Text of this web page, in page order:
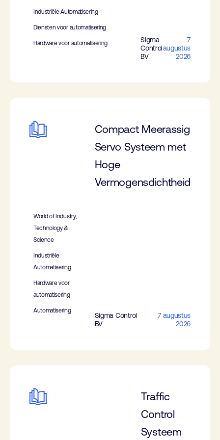
Industriële Automatisering
Diensten voor automatisering
Hardware voor automatisering
Sigma
Control
BV
7
augustus
2026
Compact Meerassig
Servo Systeem met
Hoge
Vermogensdichtheid
World of Industry,
Technology &
Science
Industriële
Automatisering
Hardware voor
automatisering
Automatisering
Sigma Control
BV
7 augustus
2026
Traffic
Control
Systeem